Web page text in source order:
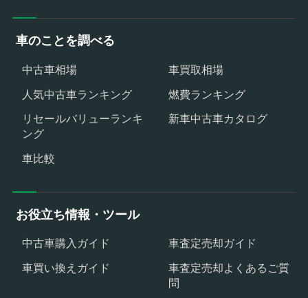
車のことを調べる
中古車相場
車買取相場
人気中古車ランキング
燃費ランキング
リセールバリューランキ
ング
新車中古車カタログ
車比較
お役立ち情報・ツール
中古車購入ガイド
車査定売却ガイド
車買い換えガイド
車査定売却よくあるご質
問